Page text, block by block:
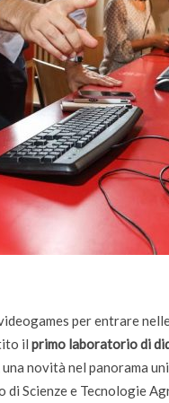
per entrare
il primo laboratorio di
una novità nel panorama
Scienze e Tecnologie
voce dei
da